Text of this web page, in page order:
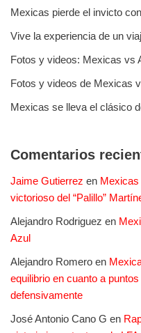
Mexicas pierde el invicto
Vive la experiencia de un
Fotos y videos: Mexicas vs
Fotos y videos de Mexicas
Mexicas se lleva el clásico
Comentarios
Jaime Gutierrez en Mexicas
victorioso del “Palillo”
Alejandro Rodriguez en
Azul
Alejandro Romero en
equilibrio en cuanto a
defensivamente
José Antonio Cano G en